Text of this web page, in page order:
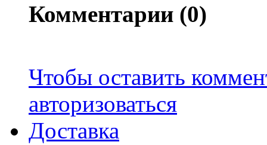
Комментарии (0)
Чтобы оставить
авторизоваться
Доставка